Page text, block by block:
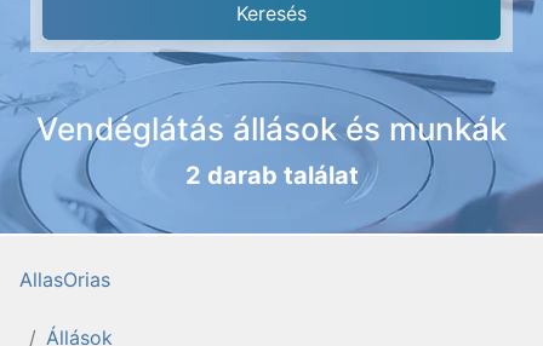
Vendéglátás állások és munkák
2 darab találat
AllasOrias
Állások